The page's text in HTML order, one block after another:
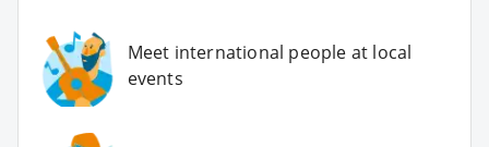
Meet international people at local
events